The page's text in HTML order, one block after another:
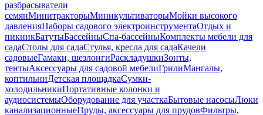
разбрасыватели
семянМинитракторыМиникультиваторыМойки высокого
давленияНаборы садового электроинструментаОтдых и
пикникБатутыБассейныСпа-бассейныКомплекты мебели для
садаСтолы для садаСтулья, кресла для садаКачели
садовыеГамаки, шезлонгиРаскладушкиЗонты,
тентыАксессуары для садовой мебелиГрилиМангалы,
коптильниДетская площадкаСумки-
холодильникиПортативные колонки и
аудиосистемыОборудование для участкаБытовые насосыЛюки
канализационныеПруды, аксессуары для прудовФильтры,